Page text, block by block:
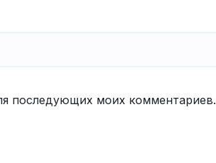
последующих моих комментариев.